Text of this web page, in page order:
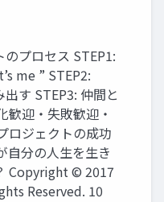
プロセス STEP1:
me ” STEP2:
出す STEP3: 仲間と
歓迎・失敗歓迎・
ロジェクトの成功
自分の人生を生き
Copyright © 2017
Reserved. 10